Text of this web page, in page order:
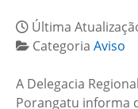
Última
Categoria Aviso
A Delegacia
Porangatu informa